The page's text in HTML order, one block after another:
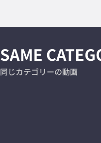
SAME
同じカテゴリーの動画